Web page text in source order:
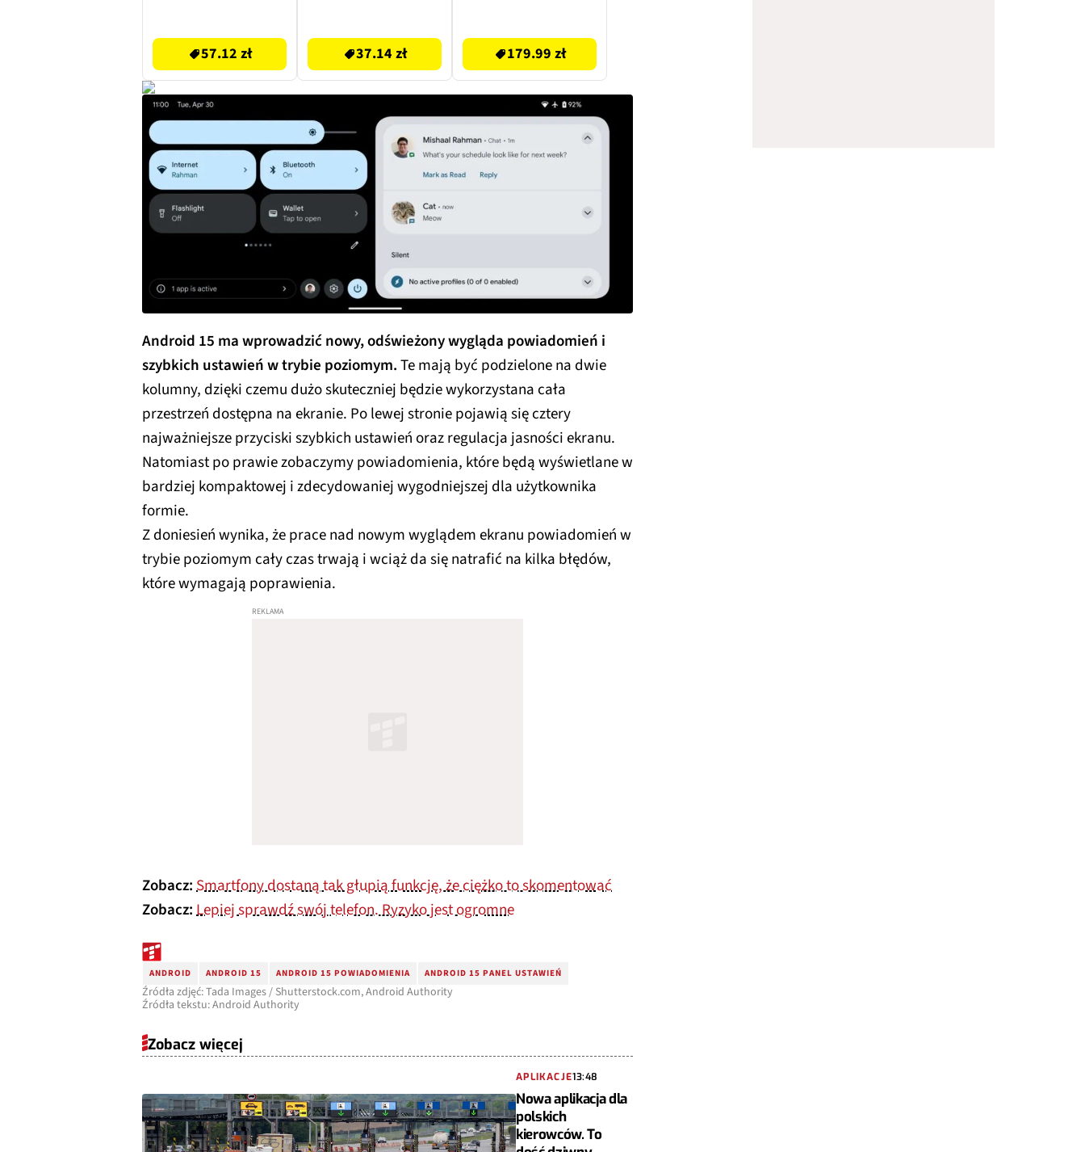
57.12 zł 37.14 zł 179.99 zł
Android 15 ma wprowadzić nowy, odświeżony wygląda powiadomień i
szybkich ustawień w trybie poziomym.Te mają być podzielone na dwie
kolumny, dzięki czemu dużo skuteczniej będzie wykorzystana cała
przestrzeń dostępna na ekranie. Po lewej stronie pojawią się cztery
najważniejsze przyciski szybkich ustawień oraz regulacja jasności ekranu.
Natomiast po prawie zobaczymy powiadomienia, które będą wyświetlane w
bardziej kompaktowej i zdecydowaniej wygodniejszej dla użytkownika
formie.
Z doniesień wynika, że prace nad nowym wyglądem ekranu powiadomień w
trybie poziomym cały czas trwają i wciąż da się natrafić na kilka błędów,
które wymagają poprawienia.
Zobacz:Smartfony dostaną tak głupią funkcję, że ciężko to skomentować
Zobacz:Lepiej sprawdź swój telefon. Ryzyko jest ogromne
ANDROID ANDROID 15 ANDROID 15 POWIADOMIENIA ANDROID 15 PANEL USTAWIEŃ
Źródła zdjęć: Tada Images / Shutterstock.com, Android Authority
Źródła tekstu: Android Authority
Zobacz więcej
APLIKACJE13:48
Nowa aplikacja dla
polskich
kierowców. To